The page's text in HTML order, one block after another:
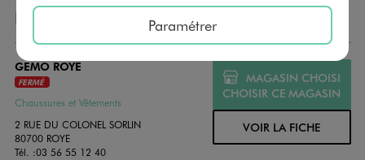
NOS AUTRES MAGASINS
GEMO ROYE
FERMÉ
Chaussures et Vêtements
2 RUE DU COLONEL SORLIN
80700 ROYE
Tél. :03 56 55 12 40
MAGASIN CHOISI
CHOISIR CE MAGASIN
VOIR LA FICHE
Paramétrer